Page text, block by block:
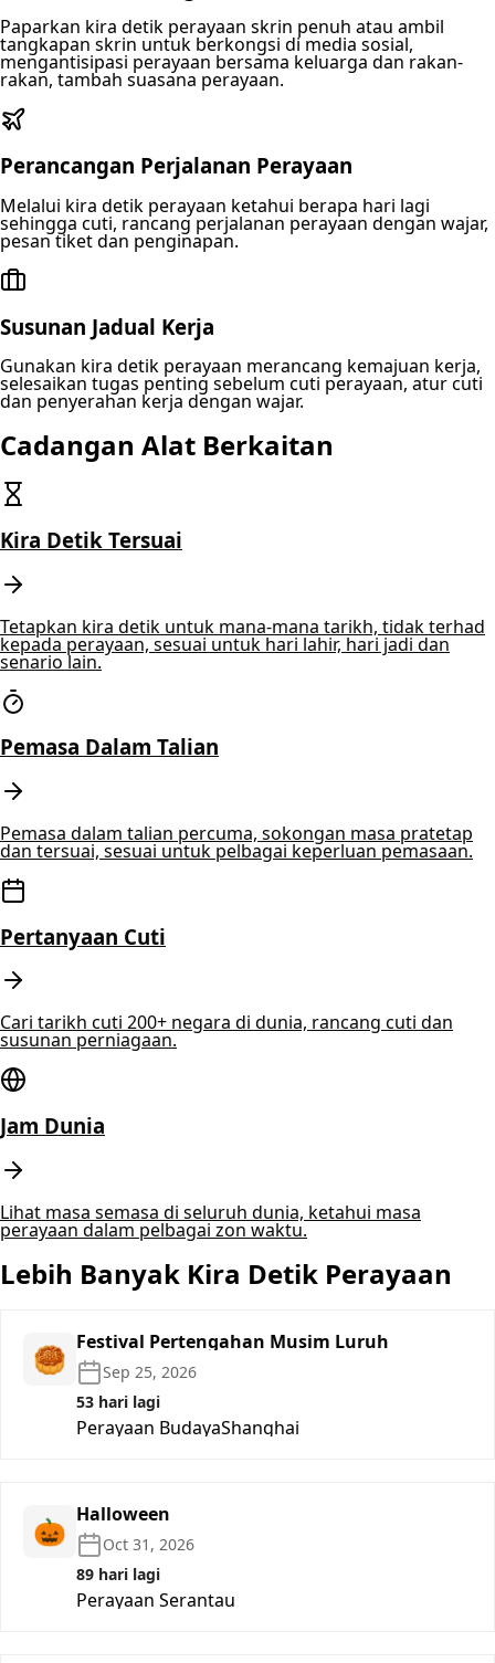
Paparkan kira detik perayaan skrin penuh atau ambil
tangkapan skrin untuk berkongsi di media sosial,
mengantisipasi perayaan bersama keluarga dan rakan-
rakan, tambah suasana perayaan.
Perancangan Perjalanan Perayaan
Melalui kira detik perayaan ketahui berapa hari lagi
sehingga cuti, rancang perjalanan perayaan dengan wajar,
pesan tiket dan penginapan.
Susunan Jadual Kerja
Gunakan kira detik perayaan merancang kemajuan kerja,
selesaikan tugas penting sebelum cuti perayaan, atur cuti
dan penyerahan kerja dengan wajar.
Cadangan Alat Berkaitan
Kira Detik Tersuai
Tetapkan kira detik untuk mana-mana tarikh, tidak terhad
kepada perayaan, sesuai untuk hari lahir, hari jadi dan
senario lain.
Pemasa Dalam Talian
Pemasa dalam talian percuma, sokongan masa pratetap
dan tersuai, sesuai untuk pelbagai keperluan pemasaan.
Pertanyaan Cuti
Cari tarikh cuti 200+ negara di dunia, rancang cuti dan
susunan perniagaan.
Jam Dunia
Lihat masa semasa di seluruh dunia, ketahui masa
perayaan dalam pelbagai zon waktu.
Lebih Banyak Kira Detik Perayaan
🥮 Festival Pertengahan Musim Luruh
Sep 25, 2026
53 hari lagi
Perayaan BudayaShanghai
🎃 Halloween
Oct 31, 2026
89 hari lagi
Perayaan Serantau